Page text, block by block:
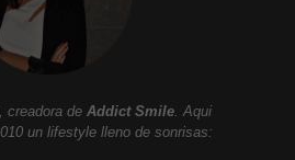
, creadora de Addict Smile. Aqui
un lifestyle lleno de sonrisas: